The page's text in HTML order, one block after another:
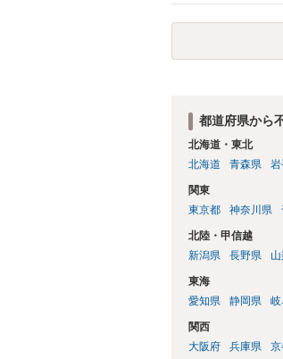
有者は質問者様で
める行為は、他人
いのが私見です。
直接埋めずに大き
都道府県から
北海道・東北
北海道
青森県 岩
関東
東京都
神奈川県
北陸・甲信越
新潟県
長野県
東海
愛知県
静岡県 岐
関西
大阪府
兵庫県